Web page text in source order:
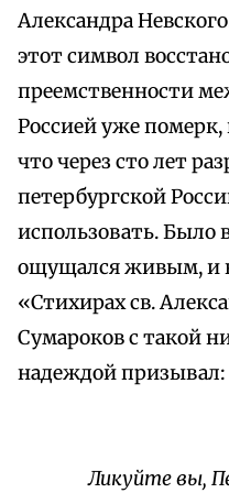
Александра
этот символ
преемственности
Россией уже
что через сто лет
петербургской
использовать. Было
ощущался живым, и
«Стихирах св.
Сумароков с такой
надеждой призывал:
Ликуйте вы,